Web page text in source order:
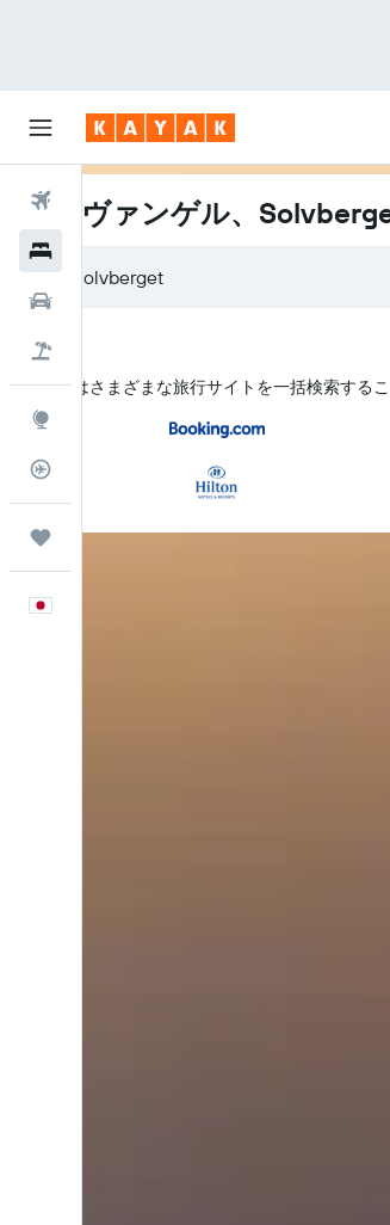
航空券
フライトトラッカー
Trips
スタヴァンゲル、
KAYAK はさまざまな旅行サイトを一括検索する